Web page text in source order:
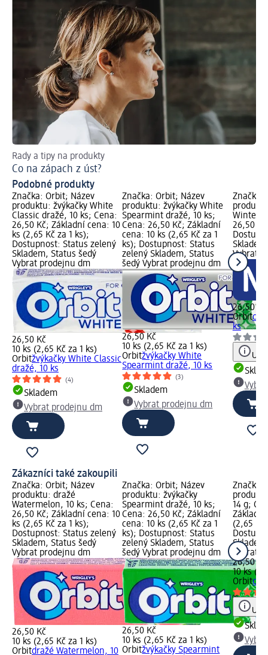
Rady a tipy na produkty
Co na zápach z úst?
Podobné produkty
Značka: Orbit; Název
produktu: žvýkačky White
Classic dražé, 10 ks; Cena:
26,50 Kč; Základní cena: 10
ks (2,65 Kč za 1 ks);
Dostupnost: Status zelený
Skladem, Status šedý
Vybrat prodejnu dm
26,50 Kč
10 ks (2,65 Kč za 1 ks)
Orbitžvýkačky White Classic
dražé, 10 ks
(4)
Skladem
Vybrat prodejnu dm
Značka: Orbit; Název
produktu: žvýkačky White
Spearmint dražé, 10 ks;
Cena: 26,50 Kč; Základní
cena: 10 ks (2,65 Kč za 1
ks); Dostupnost: Status
zelený Skladem, Status
šedý Vybrat prodejnu dm
26,50 Kč
10 ks (2,65 Kč za 1 ks)
Orbitžvýkačky White
Spearmint dražé, 10 ks
(3)
Skladem
Vybrat prodejnu dm
Značka:
26,50
Vybrat
26,50 Kč
Orbit
ks
Zákazníci také zakoupili
Značka: Orbit; Název
produktu: dražé
Watermelon, 10 ks; Cena:
26,50 Kč; Základní cena: 10
ks (2,65 Kč za 1 ks);
Dostupnost: Status zelený
Skladem, Status šedý
Vybrat prodejnu dm
26,50 Kč
10 ks (2,65 Kč za 1 ks)
Orbitdražé Watermelon, 10
Značka: Orbit; Název
produktu: žvýkačky
Spearmint dražé, 10 ks;
Cena: 26,50 Kč; Základní
cena: 10 ks (2,65 Kč za 1
ks); Dostupnost: Status
zelený Skladem, Status
šedý Vybrat prodejnu dm
26,50 Kč
10 ks (2,65 Kč za 1 ks)
Orbitžvýkačky Spearmint
Značka:
14 g;
Základní
(2,65 Kč
Vybrat
26,50 Kč
10 ks
Orbit